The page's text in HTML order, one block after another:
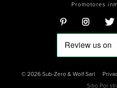
Promotores
© 2026 Sub-Zero & Wolf Sarl
Sitio Por